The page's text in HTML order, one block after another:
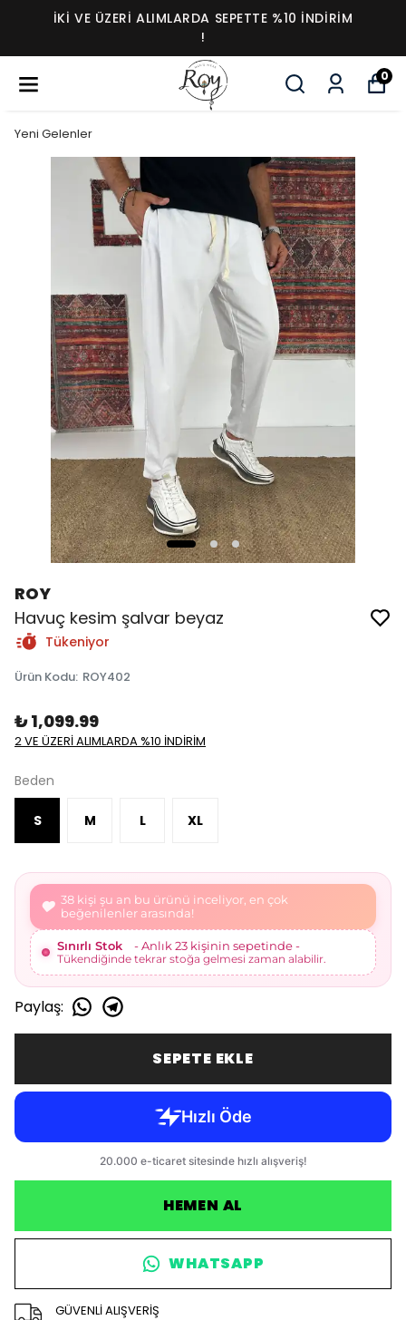
İKI VE ÜZERI ALIMLARDA SEPETTE %10 İNDIRIM
!
0
Yeni Gelenler
ROY
Havuç kesim şalvar beyaz
Tükeniyor
Ürün Kodu: ROY402
₺ 1,099.99
2 VE ÜZERİ ALIMLARDA %10 İNDİRİM
Beden
S M L XL
41 kişi şu an bu ürünü inceliyor, en çok
beğenilenler arasında!
Sınırlı Stok
- Anlık 23 kişinin sepetinde -
Tükendiğinde tekrar stoğa gelmesi zaman alabilir.
Paylaş:
SEPETE EKLE
HEMEN AL
WHATSAPP
GÜVENLİ ALIŞVERİŞ